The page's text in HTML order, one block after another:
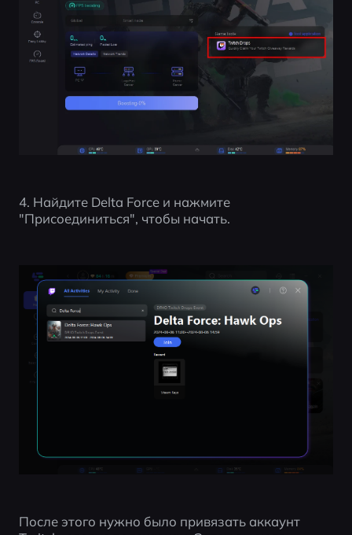
4. Найдите Delta Force и нажмите
"Присоединиться", чтобы начать.
После этого нужно было привязать аккаунт